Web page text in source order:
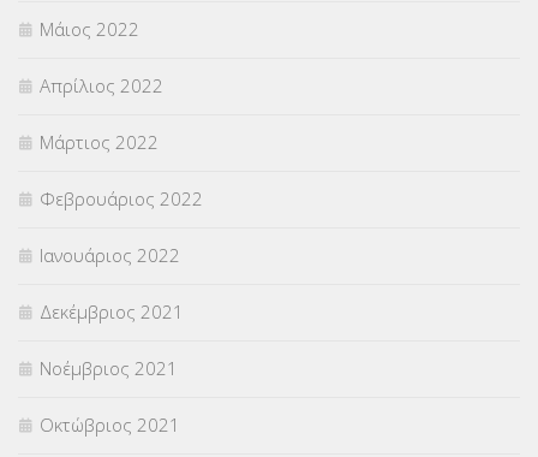
Μάιος 2022
Απρίλιος 2022
Μάρτιος 2022
Φεβρουάριος 2022
Ιανουάριος 2022
Δεκέμβριος 2021
Νοέμβριος 2021
Οκτώβριος 2021